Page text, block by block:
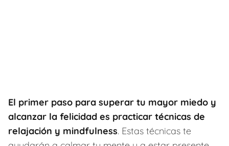
El primer paso para superar tu mayor miedo y
alcanzar la felicidad es practicar técnicas de
relajación y mindfulness. Estas técnicas te